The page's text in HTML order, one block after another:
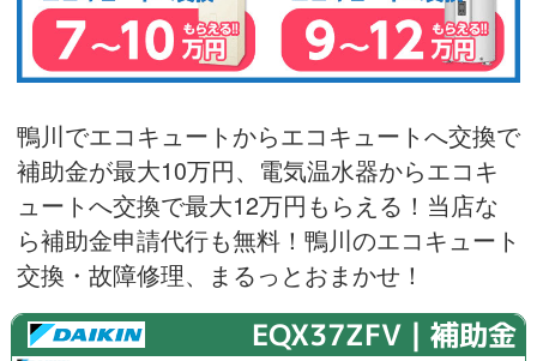
鴨川でエコキュートからエコキュートへ交換で
補助金が最大10万円、電気温水器からエコキ
ュートへ交換で最大12万円もらえる！当店な
ら補助金申請代行も無料！鴨川のエコキュート
交換・故障修理、まるっとおまかせ！
EQX37ZFV｜補助金